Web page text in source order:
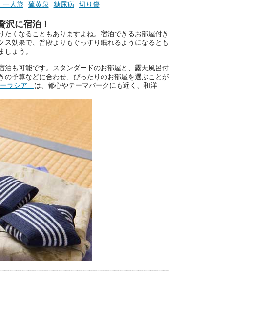
一人旅 硫黄泉 糖尿病 切り傷
沢に宿泊！
くなることもありますよね。宿泊できるお部屋付き
効果で、普段よりもぐっすり眠れるようになるとも
ょう。
泊も可能です。スタンダードのお部屋と、露天風呂付
の予算などに合わせ、ぴったりのお部屋を選ぶことが
ラシア」 は、都心やテーマパークにも近く、和洋